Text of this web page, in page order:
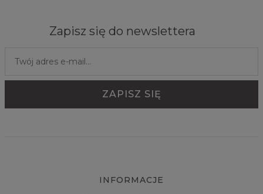
Zapisz się do newslettera
INFORMACJE